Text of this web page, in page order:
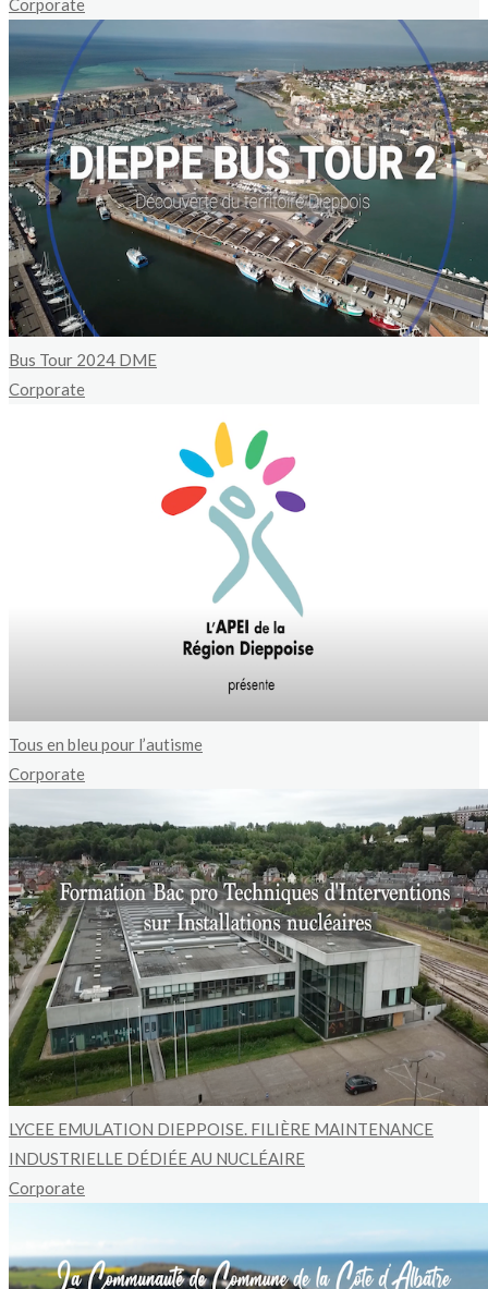
Corporate
Bus Tour 2024 DME
Corporate
Tous en bleu pour l’autisme
Corporate
LYCEE EMULATION DIEPPOISE. FILIÈRE MAINTENANCE
INDUSTRIELLE DÉDIÉE AU NUCLÉAIRE
Corporate